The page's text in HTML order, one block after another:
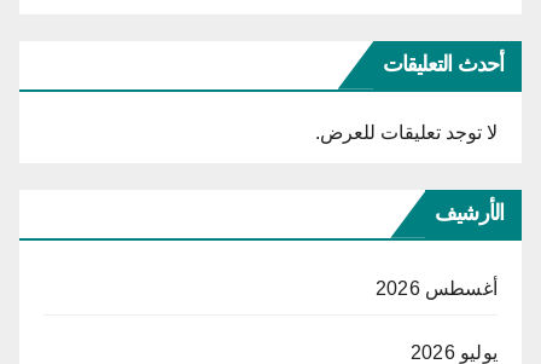
أحدث التعليقات
لا توجد تعليقات للعرض.
الأرشيف
أغسطس 2026
يوليو 2026